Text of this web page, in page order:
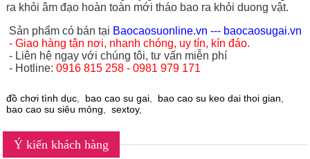
ra khỏi âm đạo hoàn toàn mới tháo bao ra khỏi duong vật.
Sản phẩm có bán tại Baocaosuonline.vn --- baocaosugai.vn
- Giao hàng tận nơi, nhanh chóng, uy tín, kín đáo.
- Liên hệ ngay với chúng tôi, tư vấn miễn phí
- Hotline: 0916 815 258 - 0981 979 171
đồ chơi tình dục, bao cao su gai, bao cao su keo dai thoi gian
bao cao su siêu mỏng
sextoy,
Ý kiến khách hàng